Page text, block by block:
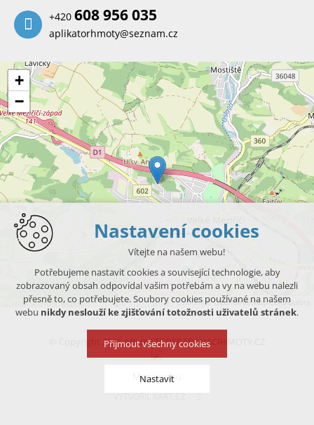
+420 608 956 035
aplikatorhmoty@seznam.cz
+
−
Leaflet| © OpenStreetMap contributors
© Copyright 2026 APLIKATORSPAROVACIHMOTY.CZ
Mapa webu
VYTVOŘIL XART.CZ
Nastavení cookies
Vítejte na našem webu!
Potřebujeme nastavit cookies a související technologie, aby
zobrazovaný obsah odpovídal vašim potřebám a vy na webu nalezli
přesně to, co potřebujete. Soubory cookies používané na našem
webu nikdy neslouží ke zjišťování totožnosti uživatelů stránek.
Přijmout všechny cookies
Nastavit